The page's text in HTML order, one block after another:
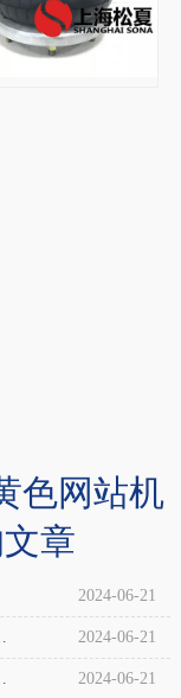
色网站机
章
2024-06-21
2024-06-21
2024-06-21